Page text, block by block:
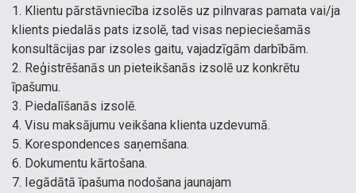
1. Klientu pārstāvniecība izsolēs uz pilnvaras pamata vai/ja
klients piedalās pats izsolē, tad visas nepieciešamās
konsultācijas par izsoles gaitu, vajadzīgām darbībām.
2. Reģistrēšanās un pieteikšanās izsolē uz konkrētu
īpašumu.
3. Piedalīšanās izsolē.
4. Visu maksājumu veikšana klienta uzdevumā.
5. Korespondences saņemšana.
6. Dokumentu kārtošana.
7. Iegādātā īpašuma nodošana jaunajam